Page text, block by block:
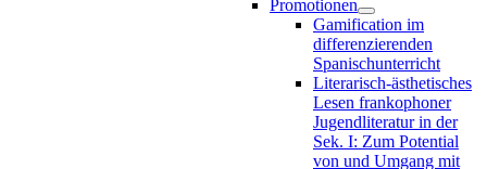
Promotionen
Gamification im
differenzierenden
Spanischunterricht
Literarisch-ästhetisches
Lesen frankophoner
Jugendliteratur in der
Sek. I: Zum Potential
von und Umgang mit